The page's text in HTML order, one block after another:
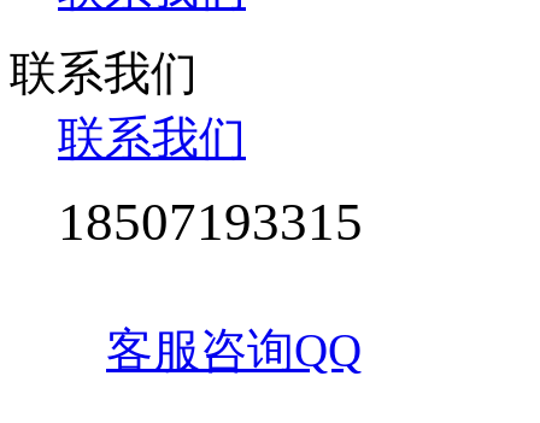
联系我们
联系我们
18507193315
客服咨询QQ